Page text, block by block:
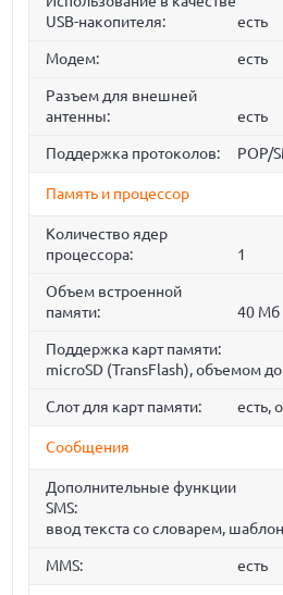
USB-накопителя:
есть
Модем: есть
Разъем для внешней
антенны:
есть
Поддержка протоколов: POP/
Память и процессор
Количество ядер
процессора:
1
Объем встроенной
памяти:
40 Мб
Поддержка карт памяти:
microSD (TransFlash), объемом
Слот для карт памяти: есть,
Сообщения
Дополнительные функции
SMS:
ввод текста со словарем,
MMS: есть